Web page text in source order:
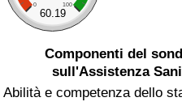
0 100
60.19
Componenti del
sull'Assistenza
Abilità e competenza dello
ad Aqaba
Criminalità
Indice del Tasso di